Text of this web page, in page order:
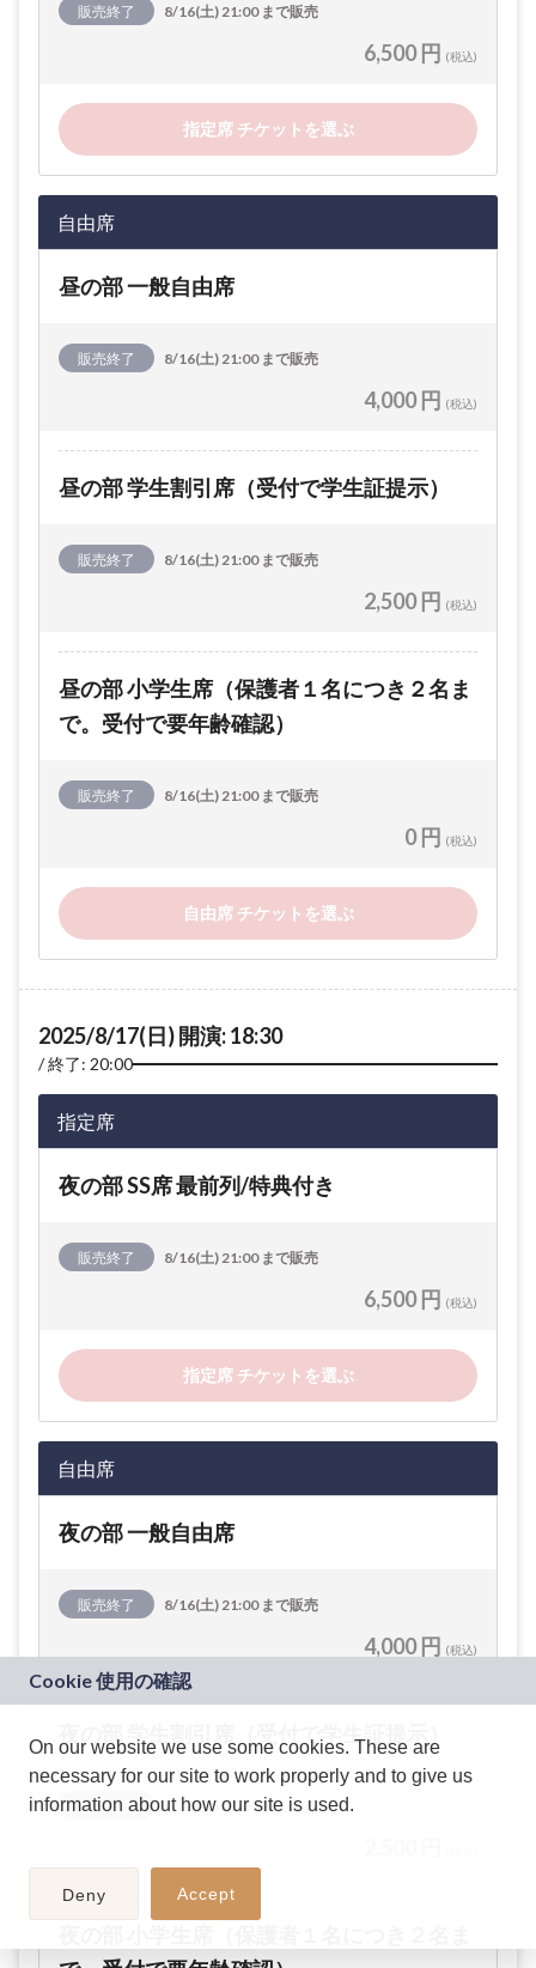
販売終了 8/16(土) 21:00 まで販売
6,500 円 (税込)
指定席 チケットを選ぶ
自由席
昼の部 一般自由席
販売終了 8/16(土) 21:00 まで販売
4,000 円 (税込)
昼の部 学生割引席（受付で学生証提示）
販売終了 8/16(土) 21:00 まで販売
2,500 円 (税込)
昼の部 小学生席（保護者１名につき２名ま
で。受付で要年齢確認）
販売終了 8/16(土) 21:00 まで販売
0 円 (税込)
自由席 チケットを選ぶ
2025/8/17(日) 開演: 18:30
終了: 20:00
指定席
夜の部 SS席 最前列/特典付き
販売終了 8/16(土) 21:00 まで販売
6,500 円 (税込)
指定席 チケットを選ぶ
自由席
夜の部 一般自由席
販売終了 8/16(土) 21:00 まで販売
4,000 円 (税込)
夜の部 学生割引席（受付で学生証提示）
販売終了 8/16(土) 21:00 まで販売
On our website we use some cookies. These are
necessary for our site to work properly and to give us
information about how our site is used.
Deny Accept